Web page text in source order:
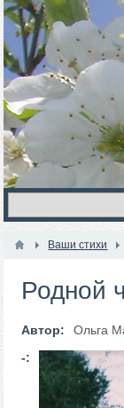
Ваши стихи
Родной
Автор:
Ольга
-: